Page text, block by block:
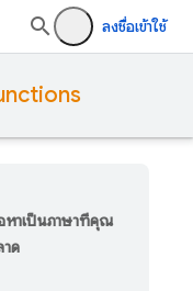
ลงชื่อเข้าใช้
หาเป็นภาษาที่คุณ
ด